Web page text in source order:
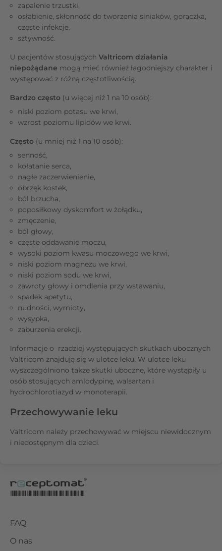
zapalenie trzustki,
osłabienie, skłonność do tworzenia siniaków, gorączka,
częste infekcje,
sztywność.
U pacjentów stosujących Valtricom działania
niepożądane mogą mieć również łagodniejszy charakter i
występować z różną częstotliwością.
Bardzo często (u więcej niż 1 na 10 osób):
niski poziom potasu we krwi,
wzrost poziomu lipidów we krwi.
Często (u mniej niż 1 na 10 osób):
senność,
kołatanie serca,
nagłe zaczerwienienie,
obrzęk kostek,
ból brzucha,
poposiłkowy dyskomfort w żołądku,
zmęczenie,
ból głowy,
częste oddawanie moczu,
wysoki poziom kwasu moczowego we krwi,
niski poziom magnezu we krwi,
niski poziom sodu we krwi,
zawroty głowy i omdlenia przy wstawaniu,
spadek apetytu,
nudności, wymioty,
wysypka,
zaburzenia erekcji.
Informacje o rzadziej występujących skutkach ubocznych
Valtricom znajdują się w ulotce leku. W ulotce leku
wyszczególniono także skutki uboczne, które wystąpiły u
osób stosujących amlodypinę, walsartan i
hydrochlorotiazyd w monoterapii.
Przechowywanie leku
Valtricom należy przechowywać w miejscu niewidocznym
i niedostępnym dla dzieci.
FAQ
O nas